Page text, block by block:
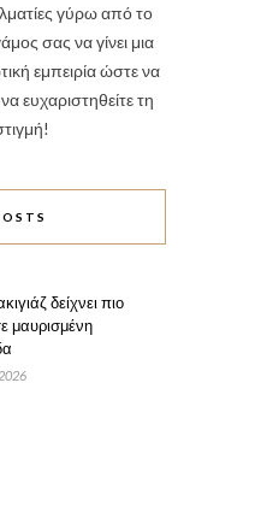
γύρω από το
σας να γίνει μια
εμπειρία ώστε να
ευχαριστηθείτε τη
δείχνει πιο
μαυρισμένη